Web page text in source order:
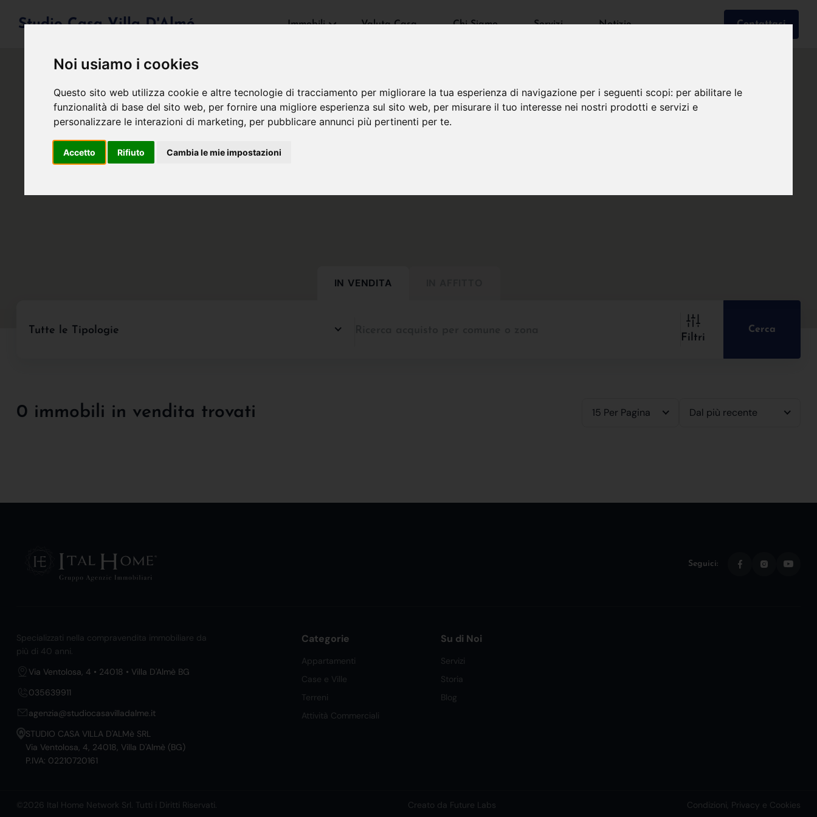
Noi usiamo i cookies
Questo sito web utilizza cookie e altre tecnologie di tracciamento per migliorare la tua esperienza di navigazione per i seguenti scopi: per abilitare le
funzionalità di base del sito web, per fornire una migliore esperienza sul sito web, per misurare il tuo interesse nei nostri prodotti e servizi e
personalizzare le interazioni di marketing, per pubblicare annunci più pertinenti per te.
Accetto Rifiuto Cambia le mie impostazioni
Studio Casa Villa D'Almé Immobili Valuta Casa Chi Siamo Servizi Notizie Contattaci
IN VENDITA
Tutte le Tipologie
Filtri
Cerca
0 immobili in vendita trovati 15 Per Pagina Dal più recente
Seguici:
Specializzati nella compravendita immobiliare da
più di 40 anni.
Via Ventolosa, 4 • 24018 • Villa D'Almè BG
035639911
agenzia@studiocasavilladalme.it
STUDIO CASA VILLA D'ALMè SRL
Via Ventolosa, 4, 24018, Villa D'Almè (BG)
P.IVA: 02210720161
Categorie
Appartamenti
Case e Ville
Terreni
Attività Commerciali
Su di Noi
Servizi
Storia
Blog
©2026 Ital Home Network Srl. Tutti i Diritti Riservati. Creato da Future Labs Condizioni, Privacy e Cookies